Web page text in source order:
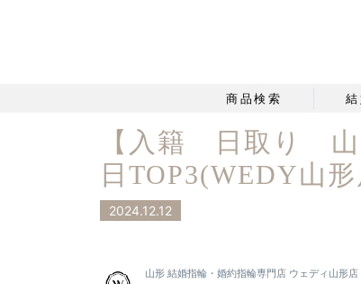
商品検索
【入籍 日取り 山
日TOP3(WEDY山
2024.12.12
山形 結婚指輪・婚約指輪専門店 ウェディ山形店